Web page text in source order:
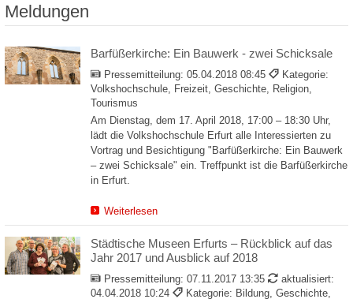
Meldungen
Barfüßerkirche: Ein Bauwerk - zwei Schicksale
Pressemitteilung: 05.04.2018 08:45
Kategorie:
Volkshochschule, Freizeit, Geschichte, Religion,
Tourismus
Am Dienstag, dem 17. April 2018, 17:00 – 18:30 Uhr,
lädt die Volkshochschule Erfurt alle Interessierten zu
Vortrag und Besichtigung "Barfüßerkirche: Ein Bauwerk
– zwei Schicksale" ein. Treffpunkt ist die Barfüßerkirche
in Erfurt.
Weiterlesen
Städtische Museen Erfurts – Rückblick auf das
Jahr 2017 und Ausblick auf 2018
Pressemitteilung: 07.11.2017 13:35
aktualisiert:
04.04.2018 10:24
Kategorie: Bildung, Geschichte,